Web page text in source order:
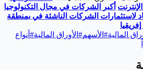
أكبر الشركات في مجال التكنولوجيا
لاستثمارات الشركات الناشئة في بمنطقة
المالية# الأسهم# الأوراق المالية# أنواع